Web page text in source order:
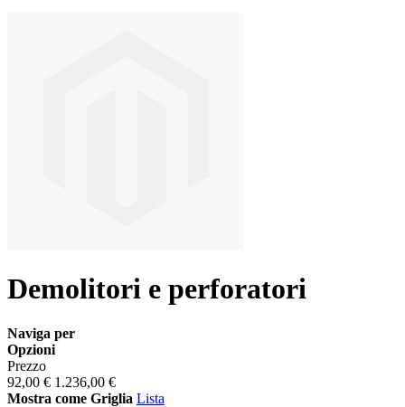
Demolitori e perforatori
Naviga per
Opzioni
Prezzo
92,00 € 1.236,00 €
Mostra come Griglia Lista